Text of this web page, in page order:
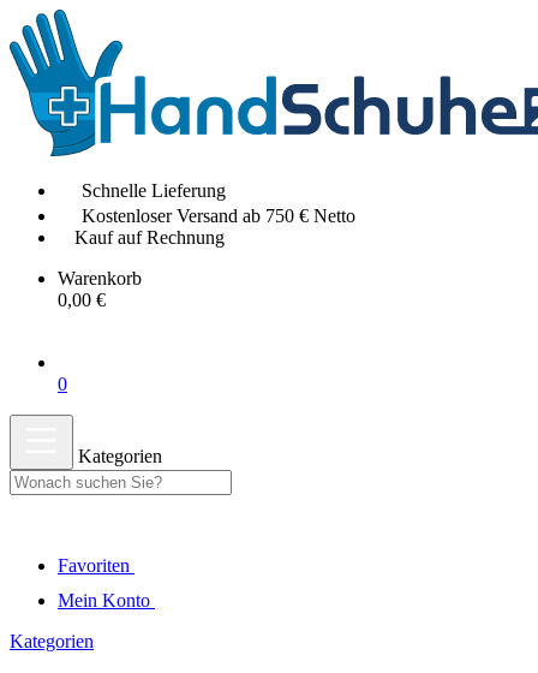
Schnelle Lieferung
Kostenloser Versand ab 750 € Netto
Kauf auf Rechnung
Warenkorb
0,00 €
0
Kategorien
Favoriten
Mein Konto
Kategorien